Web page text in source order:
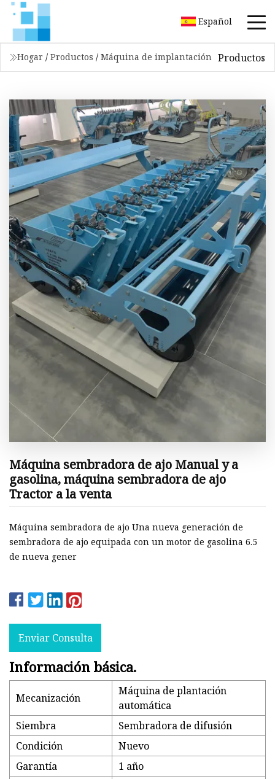
Español
Hogar / Productos / Máquina de implantación Productos
Máquina sembradora de ajo Manual y a
gasolina, máquina sembradora de ajo
Tractor a la venta
Máquina sembradora de ajo Una nueva generación de
sembradora de ajo equipada con un motor de gasolina 6.5
de nueva gener
Enviar Consulta
Información básica.
Mecanización
Máquina de plantación
automática
Siembra
Sembradora de difusión
Condición
Nuevo
Garantía
1 año